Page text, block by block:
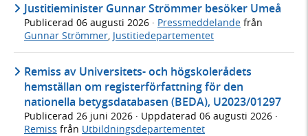
Justitieminister Gunnar Strömmer besöker Umeå
Publicerad 06 augusti 2026 · Pressmeddelande från
Gunnar Strömmer, Justitiedepartementet
Remiss av Universitets- och högskolerådets
hemställan om registerförfattning för den
nationella betygsdatabasen (BEDA), U2023/01297
Publicerad 26 juni 2026 · Uppdaterad 06 augusti 2026 ·
Remiss från Utbildningsdepartementet